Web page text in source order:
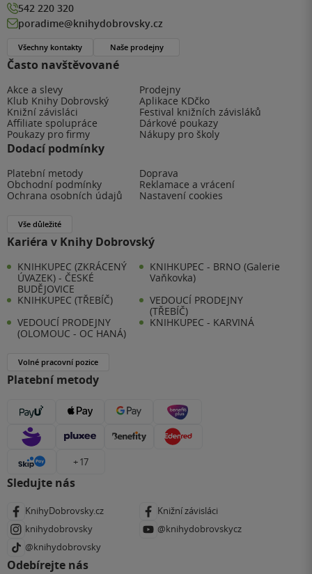
Často navštěvované
Akce a slevy
Prodejny
Klub Knihy Dobrovský
Aplikace KDčko
Knižní závisláci
Festival knižních závisláků
Affiliate spolupráce
Dárkové poukazy
Poukazy pro firmy
Nákupy pro školy
Dodací podmínky
Platební metody
Doprava
Obchodní podmínky
Reklamace a vrácení
Ochrana osobních údajů
Nastavení cookies
Vše důležité
Kariéra v Knihy Dobrovský
KNIHKUPEC (ZKRÁCENÝ
ÚVAZEK) - ČESKÉ
BUDĚJOVICE
KNIHKUPEC - BRNO (Galerie
Vaňkovka)
KNIHKUPEC (TŘEBÍČ)
VEDOUCÍ PRODEJNY
(TŘEBÍČ)
VEDOUCÍ PRODEJNY
(OLOMOUC - OC HANÁ)
KNIHKUPEC - KARVINÁ
Volné pracovní pozice
Platební metody
+ 17
Sledujte nás
KnihyDobrovsky.cz
Knižní závisláci
knihydobrovsky
@knihydobrovskycz
@knihydobrovsky
Odebírejte nás
542 220 320
poradime@knihydobrovsky.cz
Všechny kontakty Naše prodejny